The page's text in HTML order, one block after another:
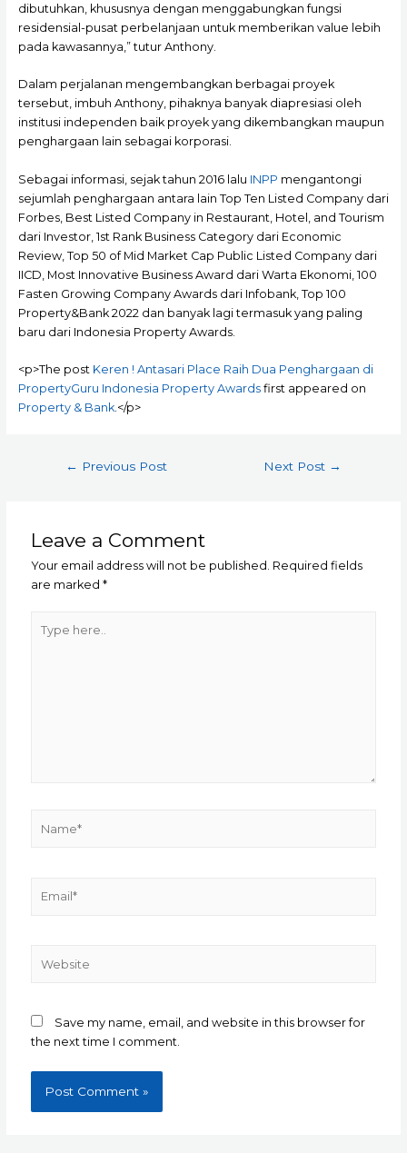
dibutuhkan, khususnya dengan menggabungkan fungsi
residensial-pusat perbelanjaan untuk memberikan value lebih
pada kawasannya,” tutur Anthony.
Dalam perjalanan mengembangkan berbagai proyek
tersebut, imbuh Anthony, pihaknya banyak diapresiasi oleh
institusi independen baik proyek yang dikembangkan maupun
penghargaan lain sebagai korporasi.
Sebagai informasi, sejak tahun 2016 lalu INPP mengantongi
sejumlah penghargaan antara lain Top Ten Listed Company dari
Forbes, Best Listed Company in Restaurant, Hotel, and Tourism
dari Investor, 1st Rank Business Category dari Economic
Review, Top 50 of Mid Market Cap Public Listed Company dari
IICD, Most Innovative Business Award dari Warta Ekonomi, 100
Fasten Growing Company Awards dari Infobank, Top 100
Property&Bank 2022 dan banyak lagi termasuk yang paling
baru dari Indonesia Property Awards.
<p>The post Keren ! Antasari Place Raih Dua Penghargaan di
PropertyGuru Indonesia Property Awardsfirst appeared on
Property & Bank.</p>
← Previous Post Next Post →
Leave a Comment
Your email address will not be published. Required fields
are marked*
here..
Save my name, email, and website in this browser for
the next time I comment.